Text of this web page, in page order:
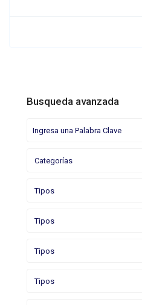
Busqueda avanzada
Categorías
Tipos
Tipos
Tipos
Tipos